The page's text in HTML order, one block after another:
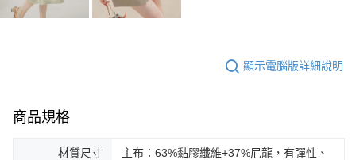
顯示電腦版詳細說明
商品規格
材質尺寸
主布：63%黏膠纖維+37%尼龍，有彈性、